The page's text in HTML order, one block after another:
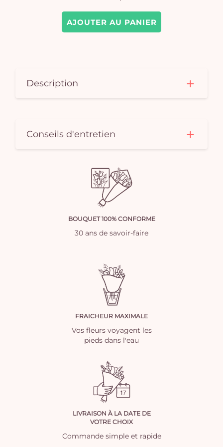
AJOUTER AU PANIER
Description
Conseils d'entretien
BOUQUET 100% CONFORME
30 ans de savoir-faire
FRAICHEUR MAXIMALE
Vos fleurs voyagent les
pieds dans l'eau
LIVRAISON À LA DATE DE
VOTRE CHOIX
Commande simple et rapide